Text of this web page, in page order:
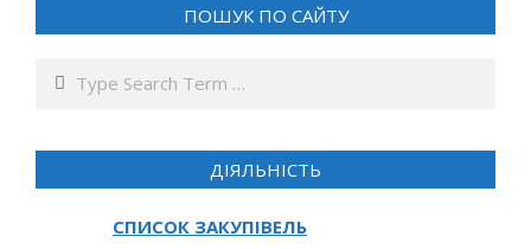
ПОШУК ПО САЙТУ
Search
ДІЯЛЬНІСТЬ
СПИСОК ЗАКУПІВЕЛЬ